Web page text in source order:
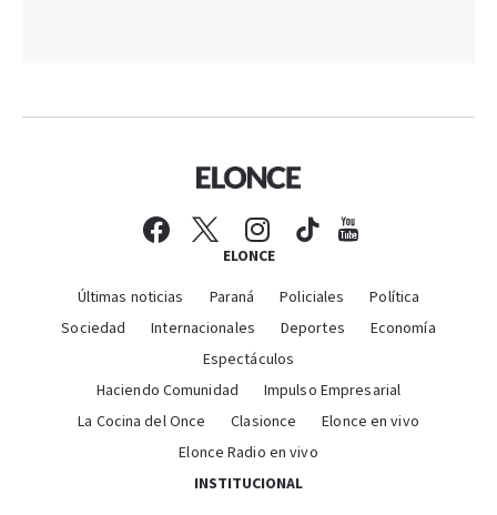
ELONCE
Últimas noticias Paraná Policiales
Política
Sociedad
Internacionales Deportes
Economía
Espectáculos
Haciendo Comunidad
Impulso Empresarial
La Cocina del Once
Clasionce
Elonce en vivo
Elonce Radio en vivo
INSTITUCIONAL